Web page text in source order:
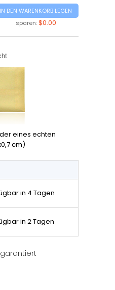
IN DEN WARENKORB LEGEN
sparen: $0.00
eines echten
cm)
in 4 Tagen
in 2 Tagen